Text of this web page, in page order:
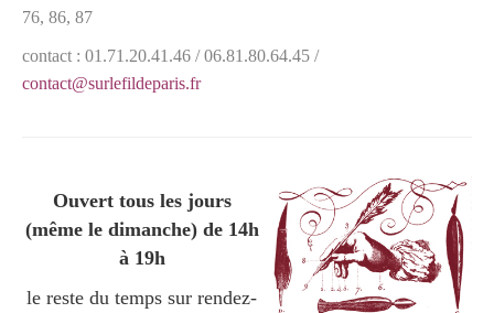
76, 86, 87
contact : 01.71.20.41.46 / 06.81.80.64.45 /
contact@surlefildeparis.fr
Ouvert tous les jours
(même le dimanche) de 14h
à 19h
le reste du temps sur rendez-